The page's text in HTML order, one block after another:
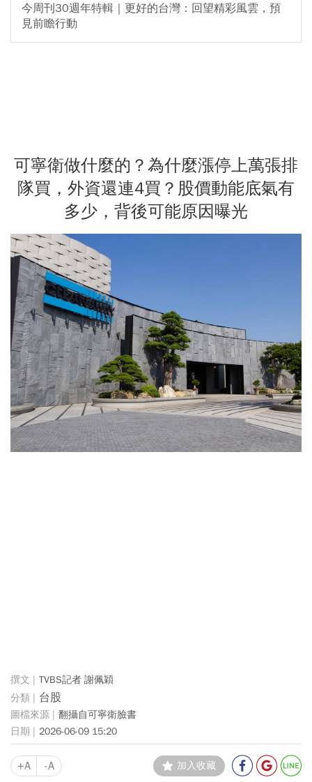
今周刊30週年特輯｜更好的台灣：回望精彩風雲，預
見前瞻行動
可寧衛做什麼的？為什麼漲停上萬張排
隊買，外資還連4買？股價動能底氣有
多少，背後可能原因曝光
TVBS記者 謝佩穎
台股
翻攝自可寧衛臉書
2026-06-09 15:20
+A -A 加入收藏